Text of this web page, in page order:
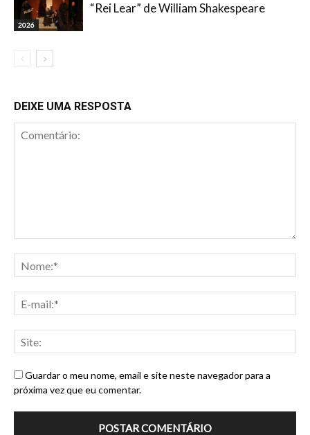
2026
“Rei Lear” de William Shakespeare
DEIXE UMA RESPOSTA
Guardar o meu nome, email e site neste navegador para a
próxima vez que eu comentar.